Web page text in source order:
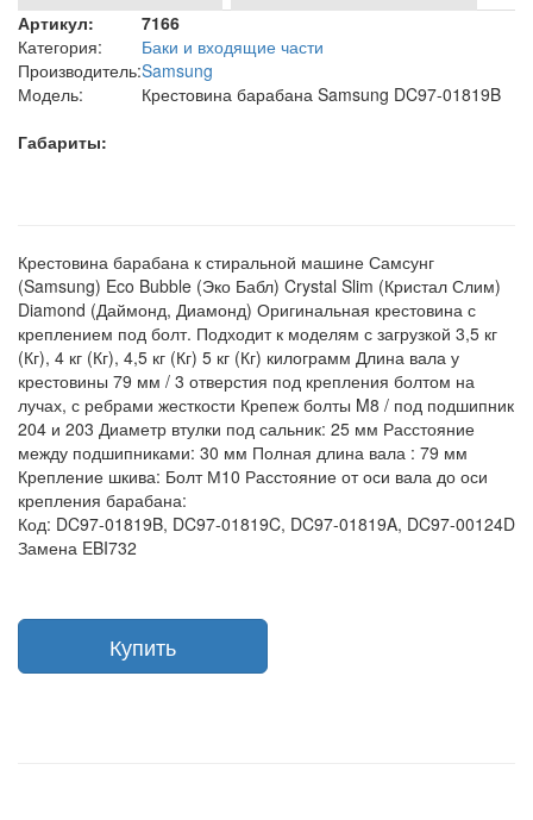
Артикул:
7166
Категория:
Баки и входящие части
Производитель:Samsung
Модель:
Крестовина барабана Samsung DC97-01819B
Габариты:
Крестовина барабана к стиральной машине Самсунг
(Samsung) Eco Bubble (Эко Бабл) Crystal Slim (Кристал Слим)
Diamond (Даймонд, Диамонд) Оригинальная крестовина с
креплением под болт. Подходит к моделям с загрузкой 3,5 кг
(Кг), 4 кг (Кг), 4,5 кг (Кг) 5 кг (Кг) килограмм Длина вала у
крестовины 79 мм / 3 отверстия под крепления болтом на
лучах, с ребрами жесткости Крепеж болты M8 / под подшипник
204 и 203 Диаметр втулки под сальник: 25 мм Расстояние
между подшипниками: 30 мм Полная длина вала : 79 мм
Крепление шкива: Болт М10 Расстояние от оси вала до оси
крепления барабана:
Код: DC97-01819B, DC97-01819C, DC97-01819A, DC97-00124D
Замена EBI732